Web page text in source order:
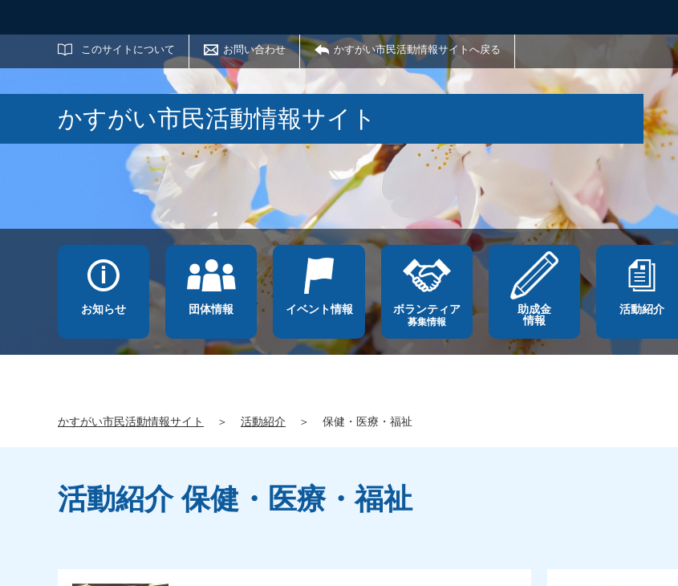
このサイトについて お問い合わせ かすがい市民活動情報サイトへ戻る
サイト内検索
かすがい市民活動情報サイト
お知らせ 団体情報 イベント情報 ボランティア
募集情報
助成金
情報
活動紹介
かすがい市民活動情報サイト ＞ 活動紹介 ＞ 保健・医療・福祉
活動紹介 保健・医療・福祉